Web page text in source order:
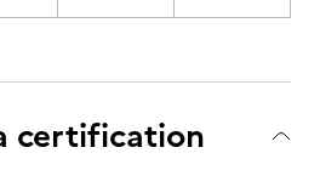
certification